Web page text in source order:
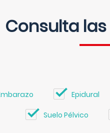
Consulta
Epidural
Suelo Pélvico